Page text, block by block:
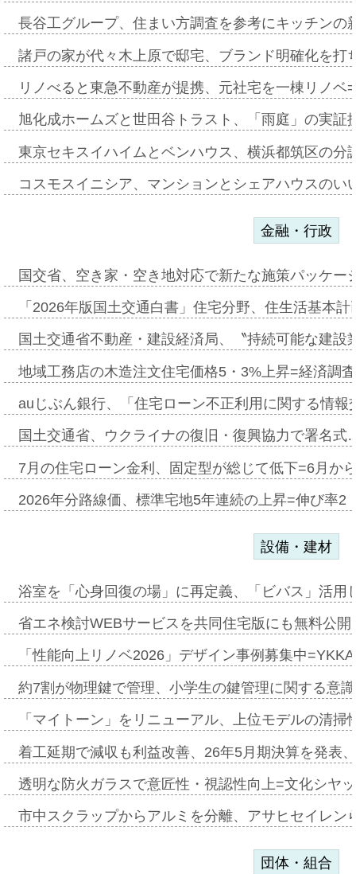
長谷工グループ、住まい方調査を参考にキッチン
諸戸の家が代々木上原で邸宅、ブランド明確化を
リノべると東急不動産が提携、元社宅を一棟リノ
旭化成ホームズと世田谷トラスト、「雨庭」の実
東京セキスイハイムとベンハウス、横浜都筑区の
コスモスイニシア、マンションとシェアハウスの
金融・行政
国交省、空き家・空き地対応で新たな施策パッケ
「2026年版国土交通白書」住宅分野、住生活基本
国土交通省不動産・建設経済局、〝持続可能な建
地域工務店の木造注文住宅価格5・3%上昇=経済調
auじぶん銀行、「住宅ローン不正利用に関する情
国土交通省、ウクライナの復旧・復興協力で署名
7月の住宅ローン金利、固定型が総じて低下=6月か
2026年分路線価、標準宅地5年連続の上昇=伸び率
設備・建材
浴室を「心身回復の場」に再定義、「ビバス」活
省エネ検討WEBサービスを共同住宅版にも無料公
「性能向上リノベ2026」デザイン事例募集中
約7割が物理鍵で管理、小学生の鍵管理に関する意
「マイトーン」をリニューアル、上位モデルの清
着工延期で減収も利益改善、26年5月期決算を発表
透明な防火ガラスで意匠性・視認性向上=文化シヤ
市中スクラップからアルミを分離、アサヒセイレ
団体・組合